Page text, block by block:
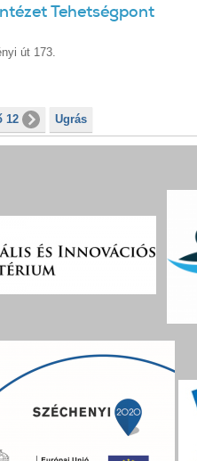
Tehetségpont
út 173.
12 Ugrás